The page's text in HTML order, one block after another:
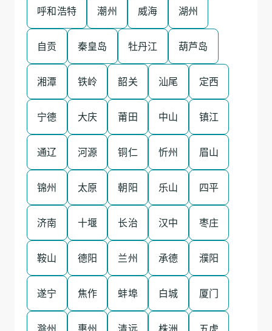
呼和浩特 潮州 威海 湖州
自贡 秦皇岛 牡丹江 葫芦岛
湘潭 铁岭 韶关 汕尾 定西
宁德 大庆 莆田 中山 镇江
通辽 河源 铜仁 忻州 眉山
锦州 太原 朝阳 乐山 四平
济南 十堰 长治 汉中 枣庄
鞍山 德阳 兰州 承德 濮阳
遂宁 焦作 蚌埠 白城 厦门
滁州 惠州 清远 株洲 五虎